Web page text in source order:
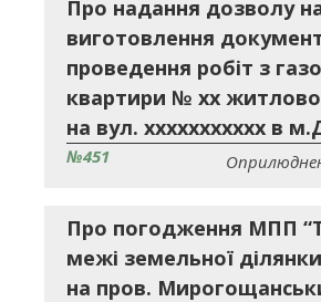
Про надання дозволу
виготовлення
проведення робіт з
квартири № хх
на вул. ххххххххххх в
№451
Про погодження МПП
межі земельної
на пров.